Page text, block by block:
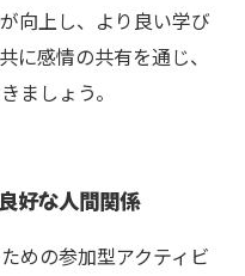
向上し、より良い学び
に感情の共有を通じ、
ましょう。
好な人間関係
めの参加型アクティビ